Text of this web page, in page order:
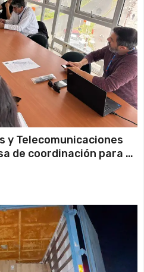
y Telecomunicaciones
de coordinación para el
en Iquique